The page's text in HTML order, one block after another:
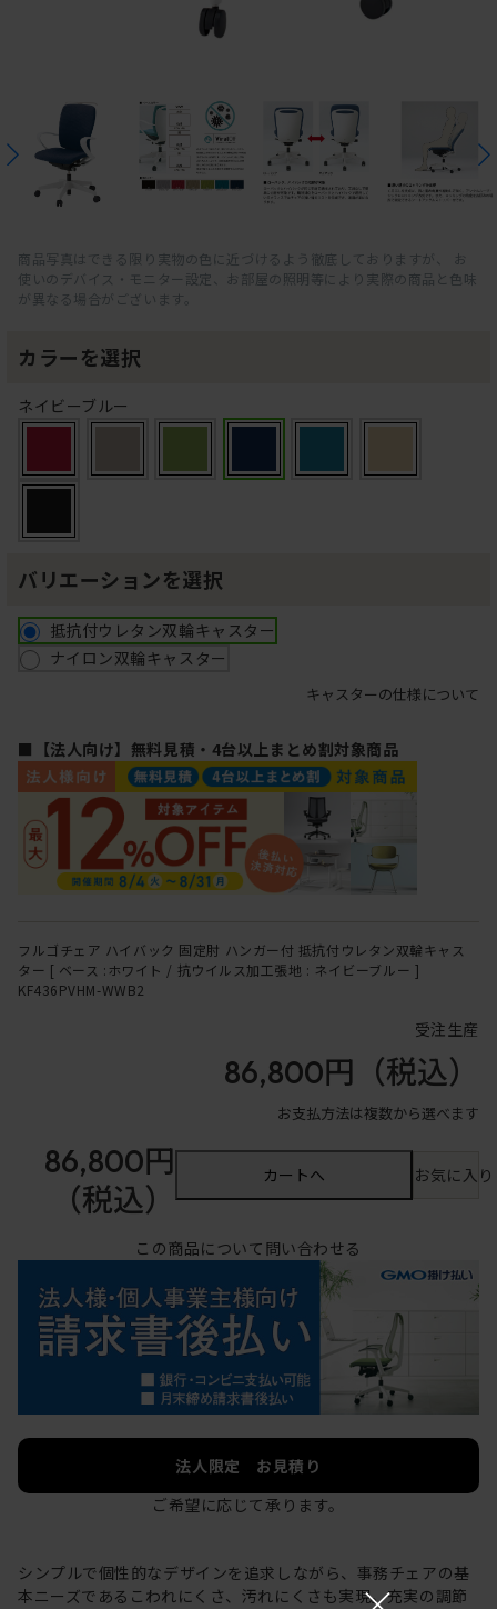
商品写真はできる限り実物の色に近づけるよう徹底しておりますが、 お
使いのデバイス・モニター設定、お部屋の照明等により実際の商品と色味
が異なる場合がございます。
カラーを選択
ネイビーブルー
バリエーションを選択
抵抗付ウレタン双輪キャスター
ナイロン双輪キャスター
キャスターの仕様について
■【法人向け】無料見積・4台以上まとめ割対象商品
フルゴチェア ハイバック 固定肘 ハンガー付 抵抗付ウレタン双輪キャス
ター [ ベース :ホワイト / 抗ウイルス加工張地 : ネイビーブルー ]
KF436PVHM-WWB2
受注生産
86,800円 （税込）
お支払方法は複数から選べます
86,800円
（税込）
カートへ お気に入
この商品について問い合わせる
法人限定 お見積り
ご希望に応じて承ります。
シンプルで個性的なデザインを追求しながら、事務チェアの基
本ニーズであるこわれにくさ、汚れにくさも実現。充実の調節